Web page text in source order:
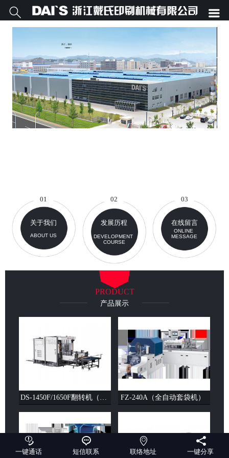


01
关于我们
ABOUT US
02
发展历程
DEVELOPMENT
COURSE
03
在线留言
ONLINE
MESSAGE
PRODUCT
产品展示
DS-1450F/1650F翻转机（单剁）（双剁）FZ-240A（全自动套袋机）

一键通话

短信联系

联络地址

一键分享